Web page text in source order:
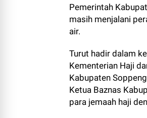
Pemerintah
masih menjalani
air.
Turut hadir dalam
Kementerian Haji
Kabupaten
Ketua Baznas
para jemaah haji